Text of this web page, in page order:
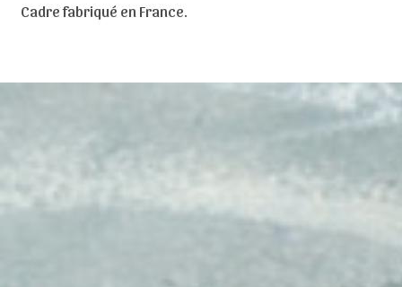
Cadre fabriqué en France.